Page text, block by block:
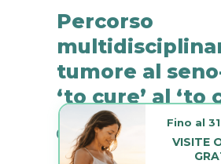
Percorso
tumore al
‘to cure’ al ‘to
7 Febbraio 2023 0
VISITE
Fino al